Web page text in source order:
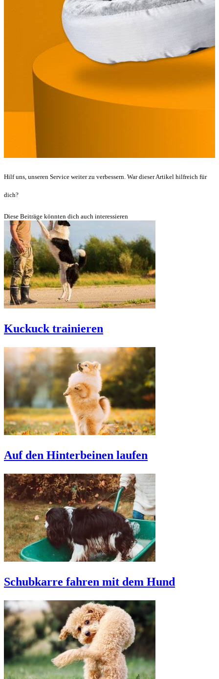
Hilf uns, unseren Service weiter zu verbessern. War dieser Artikel hilfreich für
dich?
Diese Beiträge könnten dich auch interessieren
Kuckuck trainieren
Auf den Hinterbeinen laufen
Schubkarre fahren mit dem Hund